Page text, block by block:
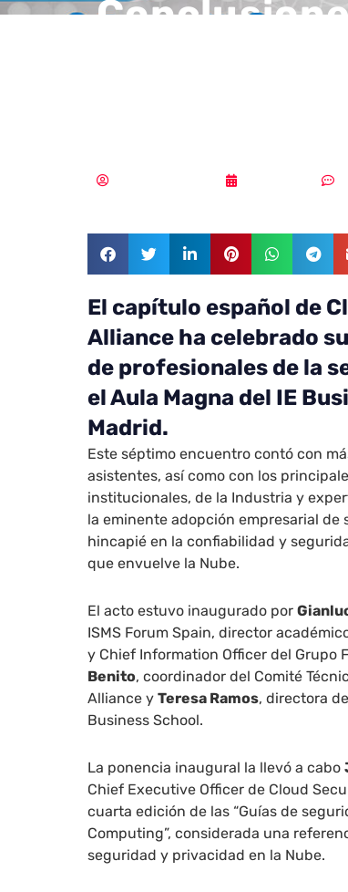
El capítulo español de
Alliance ha celebrado
de profesionales de la
el Aula Magna del IE
Madrid.
Este séptimo encuentro contó con
asistentes, así como con los
institucionales, de la Industria y
la eminente adopción empresarial de
hincapié en la confiabilidad y
que envuelve la Nube.
El acto estuvo inaugurado por
ISMS Forum Spain, director
y Chief Information Officer del Grupo
Benito, coordinador del Comité
Alliance yTeresa Ramos, directora
Business School.
La ponencia inaugural la llevó a cabo
Chief Executive Officer de Cloud
cuarta edición de las “Guías de
Computing”, considerada una
seguridad y privacidad en la Nube.